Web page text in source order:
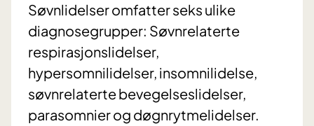
Søvnlidelser omfatter seks ulike
diagnosegrupper: Søvnrelaterte
respirasjonslidelser,
hypersomnilidelser, insomnilidelse,
søvnrelaterte bevegelseslidelser,
parasomnier og døgnrytmelidelser.